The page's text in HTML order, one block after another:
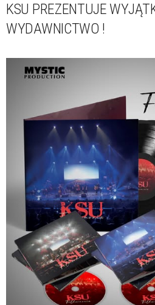
KSU PREZENTUJE
WYDAWNICTWO !